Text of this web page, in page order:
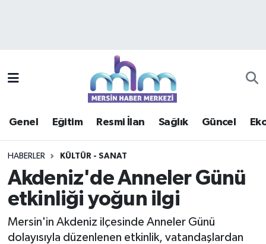
Genel Eğitim Resmi İlan Sağlık Güncel
HABERLER KÜLTÜR - SANAT
Akdeniz'de Anneler Günü
etkinliği yoğun ilgi
Mersin'in Akdeniz ilçesinde Anneler Günü
dolayısıyla düzenlenen etkinlik, vatandaşlardan
Güncel
Haberde insan
Mersin Trafik Yoğunluk Haritası
Süper Lig Puan Durumu ve Fikstür
Haber Arşivi